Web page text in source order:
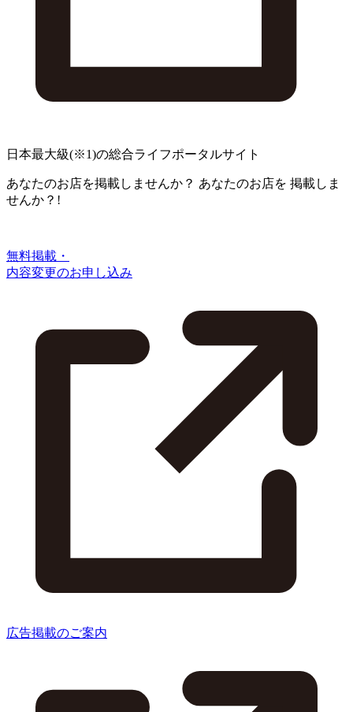
日本最大級(※1)の総合ライフポータルサイト
あなたのお店を掲載しませんか？ あなたのお店を 掲載しま
せんか？!
無料掲載・
内容変更のお申し込み
広告掲載のご案内